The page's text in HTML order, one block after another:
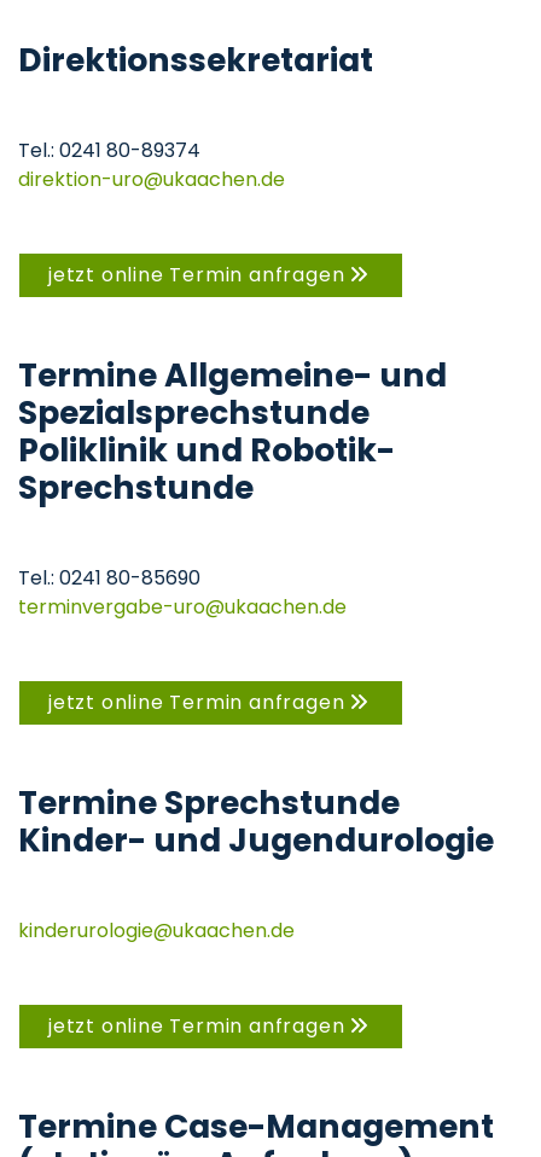
Direktionssekretariat
Tel.: 0241 80-89374
direktion-uro
ukaachende
jetzt online Termin anfragen
Termine Allgemeine- und
Spezialsprechstunde
Poliklinik und Robotik-
Sprechstunde
Tel.: 0241 80-85690
terminvergabe-uro
ukaachende
jetzt online Termin anfragen
Termine Sprechstunde
Kinder- und Jugendurologie
kinderurologie@ukaachen.de
jetzt online Termin anfragen
Termine Case-Management